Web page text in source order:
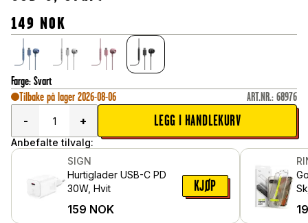
149 NOK
Farge: Svart
Tilbake på lager 2026-08-06
ART.NR.: 68976
-
+ LEGG I HANDLEKURV
Anbefalte tilvalg:
SIGN
Hurtiglader USB-C PD
30W, Hvit
159 NOK
KJØP